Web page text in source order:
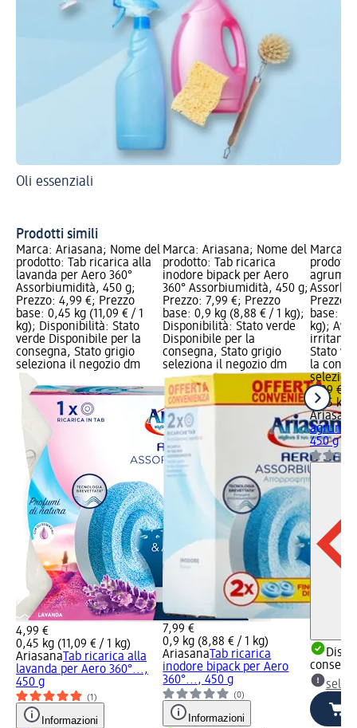
Oli essenziali
Prodotti simili
Marca: Ariasana; Nome del
prodotto: Tab ricarica alla
lavanda per Aero 360°
Assorbiumidità, 450 g;
Prezzo: 4,99 €; Prezzo
base: 0,45 kg (11,09 € / 1
kg); Disponibilità: Stato
verde Disponibile per la
consegna, Stato grigio
seleziona il negozio dm
4,99 €
0,45 kg (11,09 € / 1 kg)
Ariasana Tab ricarica alla
lavanda per Aero 360°...,
450 g
(1)
Informazioni
Marca: Ariasana; Nome del
prodotto: Tab ricarica
inodore bipack per Aero
360° Assorbiumidità, 450 g;
Prezzo: 7,99 €; Prezzo
base: 0,9 kg (8,88 € / 1 kg);
Disponibilità: Stato verde
Disponibile per la
consegna, Stato grigio
seleziona il negozio dm
7,99 €
0,9 kg (8,88 € / 1 kg)
Ariasana Tab ricarica
inodore bipack per Aero
360°..., 450 g
(0)
Informazioni
Marca:
agrumi
Prezzo:
base:
kg);
Stato
la
4,99 €
0,45 kg
Ariasana
agrumi
450 g